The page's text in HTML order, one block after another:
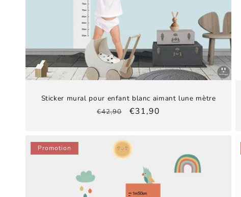
Sticker mural pour enfant blanc aimant lune mètre
Prix
€42,90
Prix
€31,90
Promotion